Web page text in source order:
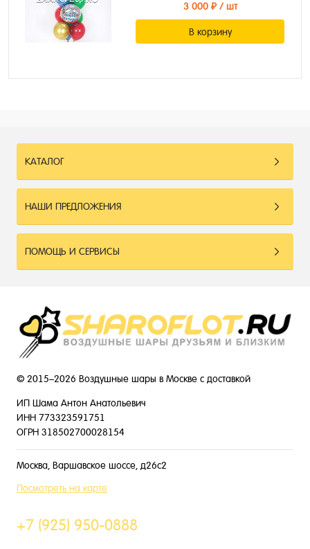
3 000 ₽/ шт
В корзину
КАТАЛОГ
НАШИ ПРЕДЛОЖЕНИЯ
ПОМОЩЬ И СЕРВИСЫ
© 2015–2026 Воздушные шары в Москве с доставкой
ИП Шама Антон Анатольевич
ИНН 773323591751
ОГРН 318502700028154
Москва, Варшавское шоссе, д26с2
Посмотреть на карте
+7 (925) 950-0888